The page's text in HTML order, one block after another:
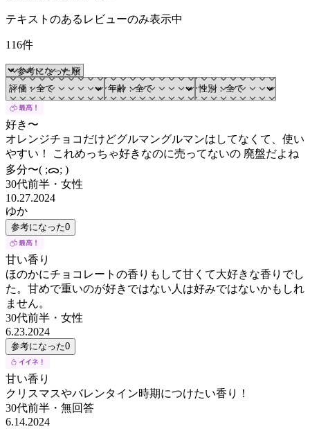
テキストのあるレビューのみ表示中
116件
好き〜
オレンジチョコだけどグルマングルマンはしてなくて、使い
やすい！ これめっちゃ好きなのに売ってないの 廃盤だよね
多分〜( ;ᯅ; )
30代前半 ・ 女性
10.27.2024
ゆか
参考になった0
甘い香り
ほのかにチョコレートの香りもして甘くて大好きな香りでし
た。甘めで重いのが好きではない人は好みではないかもしれ
ません。
30代前半 ・ 女性
6.23.2024
参考になった0
甘い香り
クリスマスやバレンタイン時期につけたい香り！
30代前半 ・ 無回答
6.14.2024